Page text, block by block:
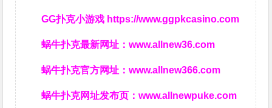
GG扑克小游戏 https://www.ggpkcasino.com
蜗牛扑克最新网址：www.allnew36.com
蜗牛扑克官方网址：www.allnew366.com
蜗牛扑克网址发布页：www.allnewpuke.com